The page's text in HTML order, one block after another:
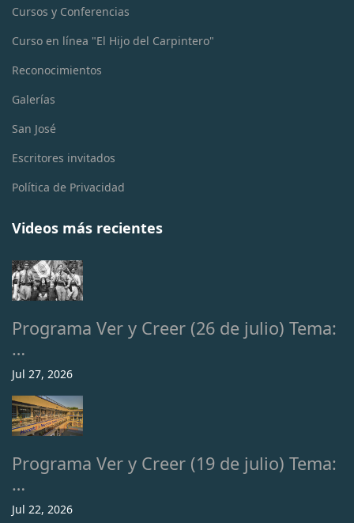
Cursos y Conferencias
Curso en línea "El Hijo del Carpintero"
Reconocimientos
Galerías
San José
Escritores invitados
Política de Privacidad
Videos más recientes
Programa Ver y Creer (26 de julio) Tema:
…
Jul 27, 2026
Programa Ver y Creer (19 de julio) Tema:
…
Jul 22, 2026